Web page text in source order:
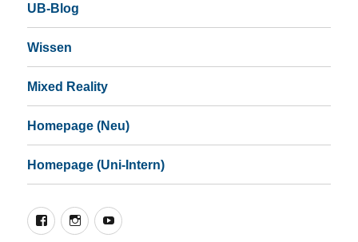
UB-Blog
Wissen
Mixed Reality
Homepage (Neu)
Homepage (Uni-Intern)
FacebookInstagramYouTube